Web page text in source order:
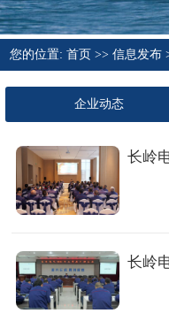
您的位置: 首页 >>信息发布
企业动态
长岭
长岭